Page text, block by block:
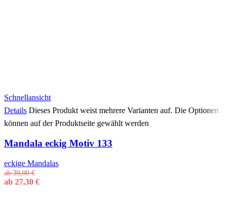
Schnellansicht
Details Dieses Produkt weist mehrere Varianten auf. Die Optionen
können auf der Produktseite gewählt werden
Mandala eckig Motiv 133
eckige Mandalas
ab39,00€
ab 27,30 €